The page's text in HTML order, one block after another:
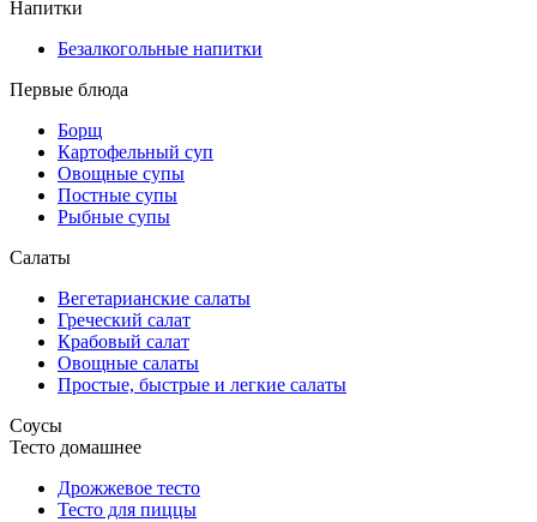
Напитки
Безалкогольные напитки
Первые блюда
Борщ
Картофельный суп
Овощные супы
Постные супы
Рыбные супы
Салаты
Вегетарианские салаты
Греческий салат
Крабовый салат
Овощные салаты
Простые, быстрые и легкие салаты
Соусы
Тесто домашнее
Дрожжевое тесто
Тесто для пиццы